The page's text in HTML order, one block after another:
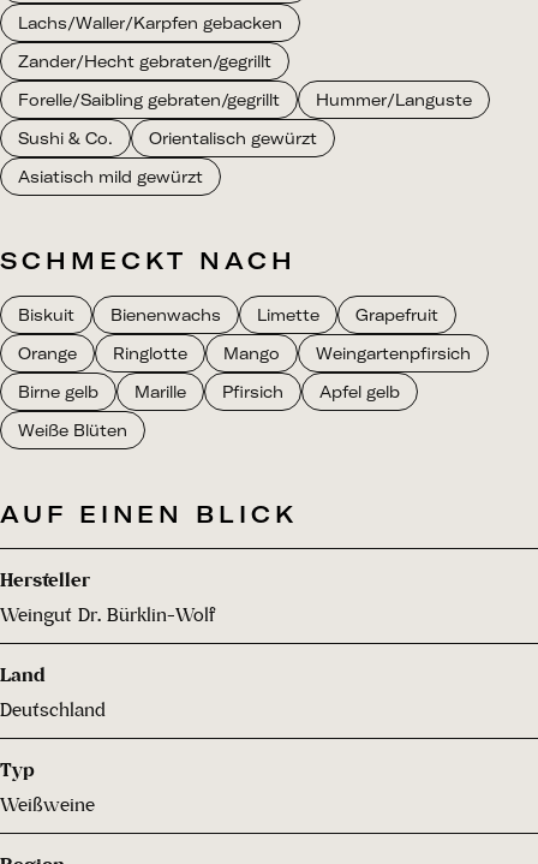
Lachs/Waller/Karpfen gebacken
Zander/Hecht gebraten/gegrillt
Forelle/Saibling gebraten/gegrillt
Hummer/Languste
Sushi & Co.
Orientalisch gewürzt
Asiatisch mild gewürzt
SCHMECKT NACH
Biskuit Bienenwachs Limette
Grapefruit
Orange
Ringlotte Mango
Weingartenpfirsich
Birne gelb
Marille Pfirsich
Apfel gelb
Weiße Blüten
AUF EINEN BLICK
Hersteller
Weingut Dr. Bürklin-Wolf
Land
Deutschland
Typ
Weißweine